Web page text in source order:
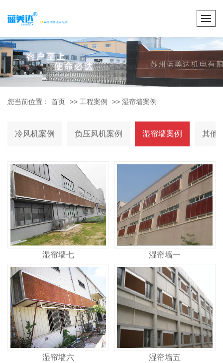
您当前位置： 首页 >> 工程案例 >> 湿帘墙案例
冷风机案例 负压风机案例 湿帘墙案例 其他
湿帘墙七 湿帘墙一
湿帘墙六 湿帘墙五